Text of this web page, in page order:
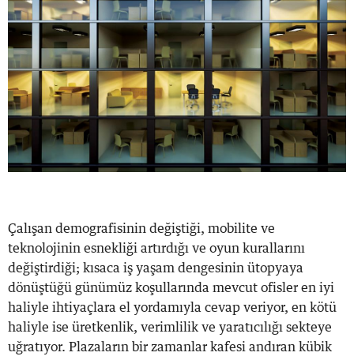
Çalışan demografisinin değiştiği, mobilite ve
teknolojinin esnekliği artırdığı ve oyun kurallarını
değiştirdiği; kısaca iş yaşam dengesinin ütopyaya
dönüştüğü günümüz koşullarında mevcut ofisler en iyi
haliyle ihtiyaçlara el yordamıyla cevap veriyor, en kötü
haliyle ise üretkenlik, verimlilik ve yaratıcılığı sekteye
uğratıyor. Plazaların bir zamanlar kafesi andıran kübik